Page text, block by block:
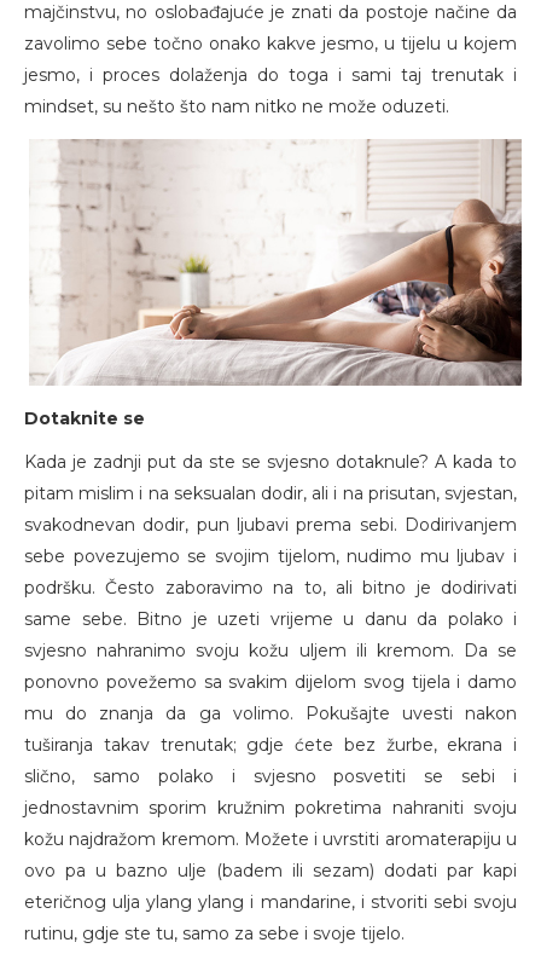
majčinstvu, no oslobađajuće je znati da postoje načine da
zavolimo sebe točno onako kakve jesmo, u tijelu u kojem
jesmo, i proces dolaženja do toga i sami taj trenutak i
mindset, su nešto što nam nitko ne može oduzeti.
Dotaknite se
Kada je zadnji put da ste se svjesno dotaknule? A kada to
pitam mislim i na seksualan dodir, ali i na prisutan, svjestan,
svakodnevan dodir, pun ljubavi prema sebi. Dodirivanjem
sebe povezujemo se svojim tijelom, nudimo mu ljubav i
podršku. Često zaboravimo na to, ali bitno je dodirivati
same sebe. Bitno je uzeti vrijeme u danu da polako i
svjesno nahranimo svoju kožu uljem ili kremom. Da se
ponovno povežemo sa svakim dijelom svog tijela i damo
mu do znanja da ga volimo. Pokušajte uvesti nakon
tuširanja takav trenutak; gdje ćete bez žurbe, ekrana i
slično, samo polako i svjesno posvetiti se sebi i
jednostavnim sporim kružnim pokretima nahraniti svoju
kožu najdražom kremom. Možete i uvrstiti aromaterapiju u
ovo pa u bazno ulje (badem ili sezam) dodati par kapi
eteričnog ulja ylang ylang i mandarine, i stvoriti sebi svoju
rutinu, gdje ste tu, samo za sebe i svoje tijelo.